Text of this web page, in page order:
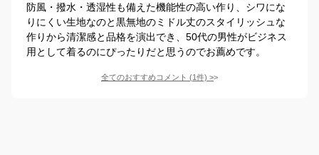
防風・撥水・透湿性も備えた機能性の高い作り、シワにな
りにくい生地なのと黒無地のミドル丈のスタイリッシュな
作りから清潔感と品格を演出でき、50代の男性がビジネス
用として着るのにぴったりだと思うのでお薦めです。
全てのおすすめコメント (1件) >